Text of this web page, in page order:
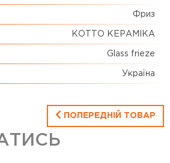
Фриз
КОТТО КЕРАМІКА
Glass frieze
Україна
ПОПЕРЕДНІЙ ТОВАР